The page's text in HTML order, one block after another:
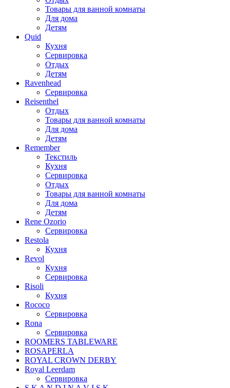
Товары для ванной комнаты
Для дома
Детям
Quid
Кухня
Сервировка
Отдых
Детям
Ravenhead
Сервировка
Reisenthel
Отдых
Товары для ванной комнаты
Для дома
Детям
Remember
Текстиль
Кухня
Сервировка
Отдых
Товары для ванной комнаты
Для дома
Детям
Rene Ozorio
Сервировка
Restola
Кухня
Revol
Кухня
Сервировка
Risoli
Кухня
Rococo
Сервировка
Rona
Сервировка
ROOMERS TABLEWARE
ROSAPERLA
ROYAL CROWN DERBY
Royal Leerdam
Сервировка